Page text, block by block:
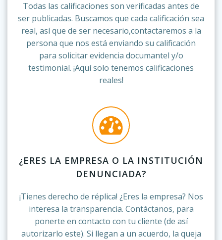
Todas las calificaciones son verificadas antes de
ser publicadas. Buscamos que cada calificación sea
real, así que de ser necesario,contactaremos a la
persona que nos está enviando su calificación
para solicitar evidencia documantel y/o
testimonial. ¡Aquí solo tenemos calificaciones
reales!
¿ERES LA EMPRESA O LA INSTITUCIÓN
DENUNCIADA?
¡Tienes derecho de réplica! ¿Eres la empresa? Nos
interesa la transparencia. Contáctanos, para
ponerte en contacto con tu cliente (de así
autorizarlo este). Si llegan a un acuerdo, la queja